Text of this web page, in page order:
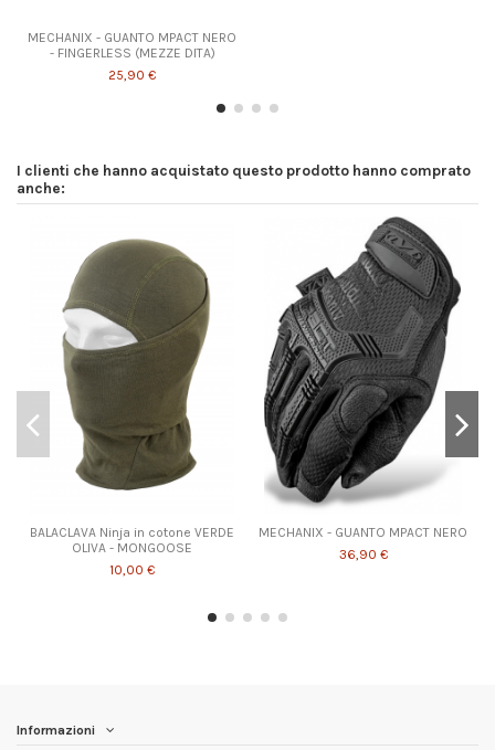
MECHANIX - GUANTO MPACT NERO
- FINGERLESS (MEZZE DITA)
25,90 €
I clienti che hanno acquistato questo prodotto hanno comprato
anche:
BALACLAVA Ninja in cotone VERDE
OLIVA - MONGOOSE
10,00 €
MECHANIX - GUANTO MPACT NERO
36,90 €
Informazioni